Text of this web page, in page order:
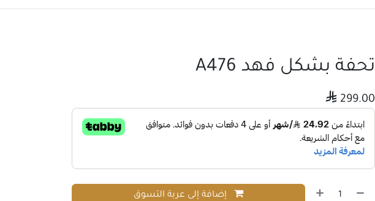
تحفة بشكل فهد A476
299.00
إضافة إلى عربة التسوق